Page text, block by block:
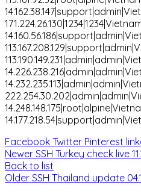
Facebook Twitter Pinterest
Newer SSH Turkey check live
Back to list
Older SSH Thailand update